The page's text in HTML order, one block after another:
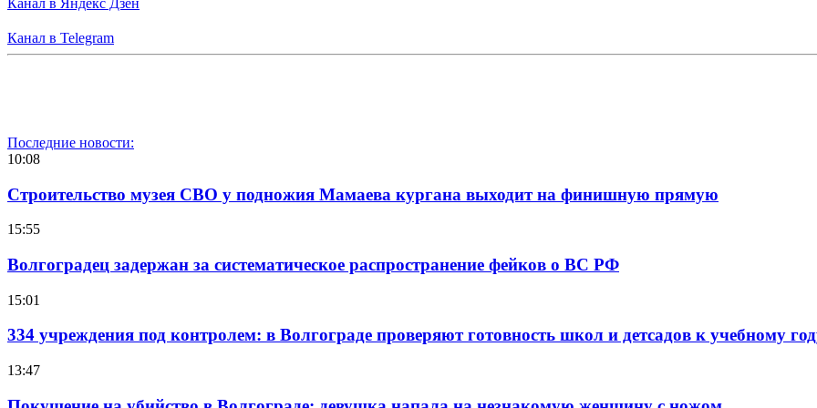
Канал в Telegram
Последние новости:
10:08
Строительство музея СВО у подножия Мамаева кургана выходит на финишную прямую
15:55
Волгоградец задержан за систематическое распространение фейков о ВС РФ
15:01
334 учреждения под контролем: в Волгограде проверяют готовность школ и детсадов к учебному
13:47